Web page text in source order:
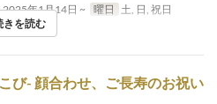
年1月14日 ~ 曜日
土, 日, 祝日
制限 2 ~ 8
きを読む
び- 顔合わせ、ご長寿のお祝い